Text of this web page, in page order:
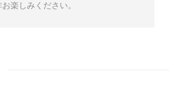
楽しみください。